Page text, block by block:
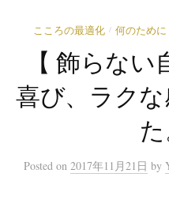
こころの最適化 / 何のために
【 飾らな
喜び、ラク
た
Posted on 2017年11月21日 by